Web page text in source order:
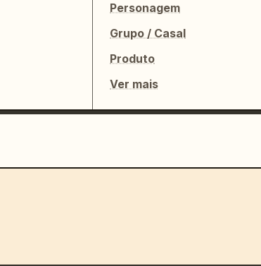
Personagem
Grupo / Casal
Produto
Ver mais